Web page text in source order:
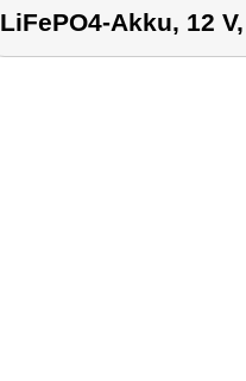
LiFePO4-Akku, 12